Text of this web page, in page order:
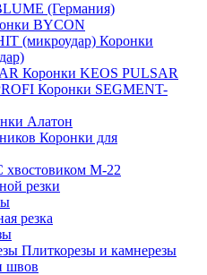
(Германия)
BYCON
Коронки
Коронки KEOS PULSAR
Коронки SEGMENT-
Алатон
Коронки для
хвостовиком М-22
резки
резка
Плиткорезы и камнерезы
швов